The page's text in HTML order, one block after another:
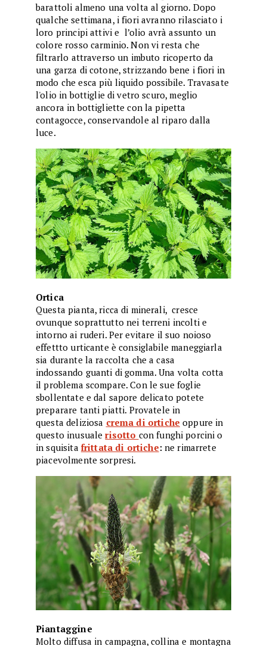
barattoli almeno una volta al giorno. Dopo
qualche settimana, i fiori avranno rilasciato i
loro principi attivi e l’olio avrà assunto un
colore rosso carminio. Non vi resta che
filtrarlo attraverso un imbuto ricoperto da
una garza di cotone, strizzando bene i fiori in
modo che esca più liquido possibile. Travasate
l'olio in bottiglie di vetro scuro, meglio
ancora in bottigliette con la pipetta
contagocce, conservandole al riparo dalla
luce.
Ortica
Questa pianta, ricca di minerali, cresce
ovunque soprattutto nei terreni incolti e
intorno ai ruderi. Per evitare il suo noioso
effettto urticante è consiglabile maneggiarla
sia durante la raccolta che a casa
indossando guanti di gomma. Una volta cotta
il problema scompare. Con le sue foglie
sbollentate e dal sapore delicato potete
preparare tanti piatti. Provatele in
questa deliziosa crema di ortiche oppure in
questo inusualerisotto con funghi porcini o
in squisita frittata di ortiche: ne rimarrete
piacevolmente sorpresi.
Piantaggine
Molto diffusa in campagna, collina e montagna